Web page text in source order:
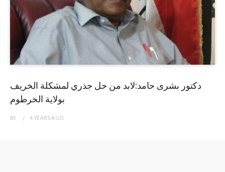
دكتور بشرى حامد:لابد من حل جذري لمشكلة الخريف
بولاية الخرطوم
BY 4 YEARSAGO